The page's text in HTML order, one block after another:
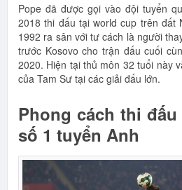
Pope đã được gọi vào đội tuyển
2018 thi đấu tại world cup trên đất
1992 ra sân với tư cách là người
trước Kosovo cho trận đấu cuối
2020. Hiện tại thủ môn 32 tuổi này
của Tam Sư tại các giải đấu lớn.
Phong cách thi
số 1 tuyển Anh